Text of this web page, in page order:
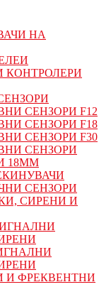
НА
КОНТРОЛЕРИ
СЕНЗОРИ F12
СЕНЗОРИ F18
СЕНЗОРИ F30
СЕНЗОРИ
18ММ
СЕНЗОРИ
СИРЕНИ И
И ФРЕКВЕНТНИ